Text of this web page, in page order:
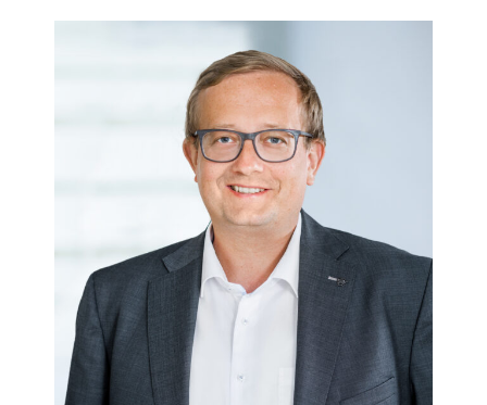
Als Verbandsjurist berät Martin Farys neben
den allgemeinen Arbeitsrechtsfragen unter
anderem zu den Themen
Arbeitnehmerdatenschutz und Entsendung.
Seine Technikaffinität ist im verbandlichen
Webinar-Team ebenso gefragt wie im
Wissensmanagement. Zusätzlich versorgt er
die IAV-Newsletter-Redaktion mit juristischem
Input.